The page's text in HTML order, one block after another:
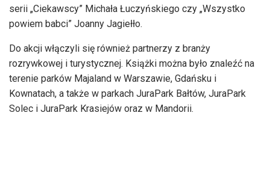
serii „Ciekawscy” Michała Łuczyńskiego czy „Wszystko
powiem babci” Joanny Jagiełło.
Do akcji włączyli się również partnerzy z branży
rozrywkowej i turystycznej. Książki można było znaleźć na
terenie parków Majaland w Warszawie, Gdańsku i
Kownatach, a także w parkach JuraPark Bałtów, JuraPark
Solec i JuraPark Krasiejów oraz w Mandorii.